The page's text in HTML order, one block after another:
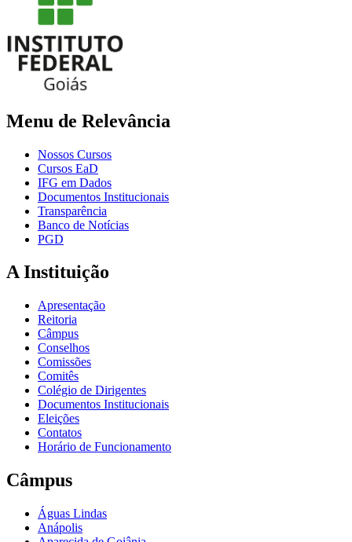
Menu de Relevância
Nossos Cursos
Cursos EaD
IFG em Dados
Documentos Institucionais
Transparência
Banco de Notícias
PGD
A Instituição
Apresentação
Reitoria
Câmpus
Conselhos
Comissões
Comitês
Colégio de Dirigentes
Documentos Institucionais
Eleições
Contatos
Horário de Funcionamento
Câmpus
Águas Lindas
Anápolis